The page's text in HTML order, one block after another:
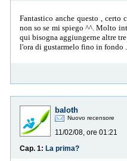
Fantastico anche questo ,
non so se mi spiego ^^. Molto
qui bisogna aggiungerne altre
l'ora di gustarmelo fino in fondo .
baloth
Nuovo recensore
11/02/08, ore 01:21
Cap. 1: La prima?